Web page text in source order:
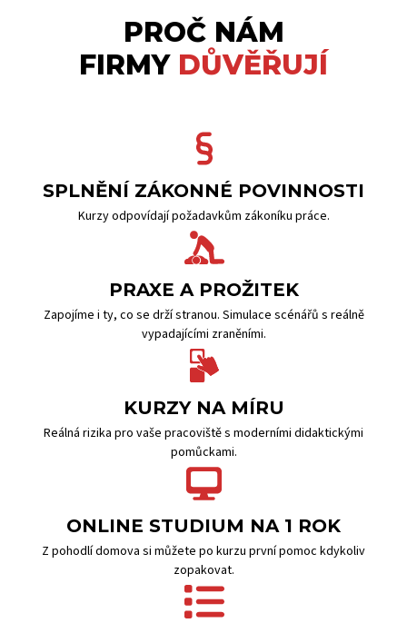
PROČ NÁM
FIRMYDŮVĚŘUJÍ
SPLNĚNÍ ZÁKONNÉ POVINNOSTI
Kurzy odpovídají požadavkům zákoníku práce.
PRAXE A PROŽITEK
Zapojíme i ty, co se drží stranou. Simulace scénářů s reálně
vypadajícími zraněními.
KURZY NA MÍRU
Reálná rizika pro vaše pracoviště s moderními didaktickými
pomůckami.
ONLINE STUDIUM NA 1 ROK
Z pohodlí domova si můžete po kurzu první pomoc kdykoliv
zopakovat.